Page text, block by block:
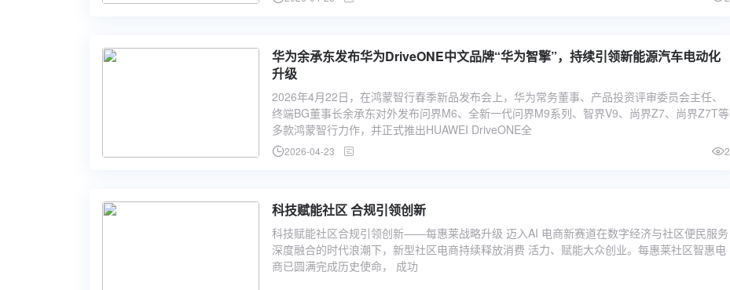
华为余承东发布华为DriveONE中文品牌“华为智擎”，持续引领新能源汽车电动化
升级
2026年4月22日，在鸿蒙智行春季新品发布会上，华为常务董事、产品投资评审委员会主任、
终端BG董事长余承东对外发布问界M6、全新一代问界M9系列、智界V9、尚界Z7、尚界Z7T等
多款鸿蒙智行力作，并正式推出HUAWEI DriveONE全
2026-04-23 2
科技赋能社区 合规引领创新
科技赋能社区合规引领创新——每惠莱战略升级 迈入AI 电商新赛道在数字经济与社区便民服务
深度融合的时代浪潮下，新型社区电商持续释放消费 活力、赋能大众创业。每惠莱社区智惠电
商已圆满完成历史使命， 成功